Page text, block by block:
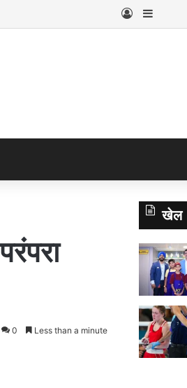
Log InSidebar
0 Less than a minute
खेल